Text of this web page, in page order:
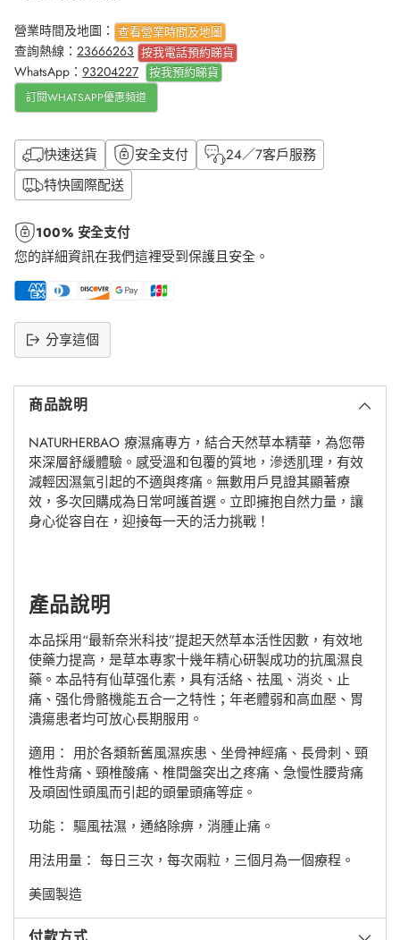
營業時間及地圖： 查看營業時間及地圖
查詢熱線： 23666263 按我電話預約睇貨
WhatsApp： 93204227 按我預約睇貨
訂閱WHATSAPP優惠頻道
快速送貨 安全支付
24／7客戶服務
特快國際配送
100% 安全支付
您的詳細資訊在我們這裡受到保護且安全。
分享這個
產
商品說明
NATURHERBAO 療濕痛專方，結合天然草本精華，為您帶
來深層舒緩體驗。感受溫和包覆的質地，滲透肌理，有效
減輕因濕氣引起的不適與疼痛。無數用戶見證其顯著療
效，多次回購成為日常呵護首選。立即擁抱自然力量，讓
身心從容自在，迎接每一天的活力挑戰！
產品說明
本品採用“最新奈米科技”提起天然草本活性因數，有效地
使藥力提高，是草本專家十幾年精心研製成功的抗風濕良
藥。本品特有仙草强化素，具有活絡、祛風、消炎、止
痛、强化骨骼機能五合一之特性；年老體弱和高血壓、胃
潰瘍患者均可放心長期服用。
適用： 用於各類新舊風濕疾患、坐骨神經痛、長骨刺、頸
椎性背痛、頸椎酸痛、椎間盤突出之疼痛、急慢性腰背痛
及頑固性頭風而引起的頭暈頭痛等症。
功能： 驅風祛濕，通絡除痹，消腫止痛。
用法用量： 每日三次，每次兩粒，三個月為一個療程。
美國製造